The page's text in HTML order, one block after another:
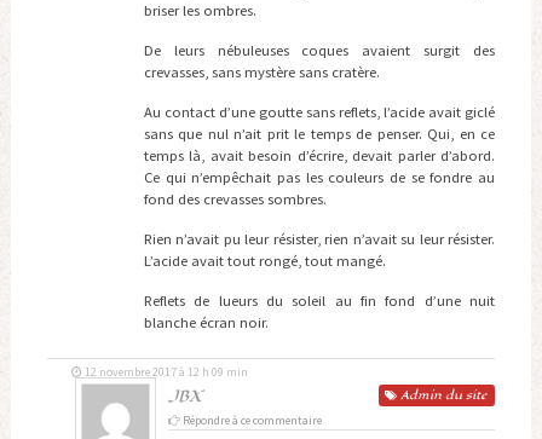
briser les ombres.
De leurs nébuleuses coques avaient surgit des
crevasses, sans mystère sans cratère.
Au contact d’une goutte sans reflets, l’acide avait giclé
sans que nul n’ait prit le temps de penser. Qui, en ce
temps là, avait besoin d’écrire, devait parler d’abord.
Ce qui n’empêchait pas les couleurs de se fondre au
fond des crevasses sombres.
Rien n’avait pu leur résister, rien n’avait su leur résister.
L’acide avait tout rongé, tout mangé.
Reflets de lueurs du soleil au fin fond d’une nuit
blanche écran noir.
JBX Admin du site
12 novembre 2017 à 12 h 09 min
Répondre à ce commentaire